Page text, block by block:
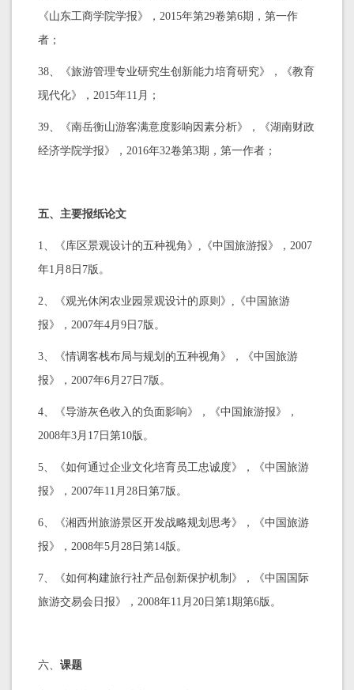
《山东工商学院学报》，2015年第29卷第6期，第一作
者；
38、《旅游管理专业研究生创新能力培育研究》，《教育
现代化》，2015年11月；
39、《南岳衡山游客满意度影响因素分析》，《湖南财政
经济学院学报》，2016年32卷第3期，第一作者；
五、主要报纸论文
1、《库区景观设计的五种视角》,《中国旅游报》，2007
年1月8日7版。
2、《观光休闲农业园景观设计的原则》,《中国旅游
报》，2007年4月9日7版。
3、《情调客栈布局与规划的五种视角》，《中国旅游
报》，2007年6月27日7版。
4、《导游灰色收入的负面影响》，《中国旅游报》，
2008年3月17日第10版。
5、《如何通过企业文化培育员工忠诚度》，《中国旅游
报》，2007年11月28日第7版。
6、《湘西州旅游景区开发战略规划思考》，《中国旅游
报》，2008年5月28日第14版。
7、《如何构建旅行社产品创新保护机制》，《中国国际
旅游交易会日报》，2008年11月20日第1期第6版。
六、 课题